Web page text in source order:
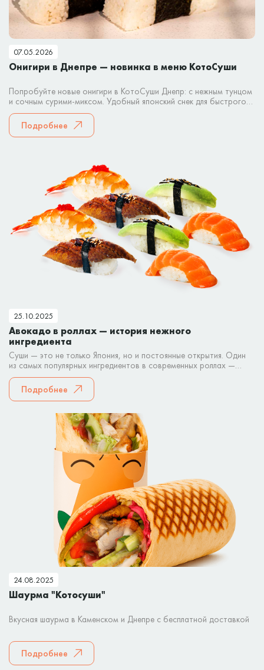
07.05.2026
Онигири в Днепре — новинка в меню КотоСуши
Попробуйте новые онигири в КотоСуши Днепр: с нежным тунцом
и сочным сурими-миксом. Удобный японский снек для быстрого
перекуса или заказа домой.
Подробнее
25.10.2025
Авокадо в роллах — история нежного
ингредиента
Суши — это не только Япония, но и постоянные открытия. Один
из самых популярных ингредиентов в современных роллах —
авокадо.
Подробнее
24.08.2025
Шаурма "Котосуши"
Вкусная шаурма в Каменском и Днепре с бесплатной доставкой
Подробнее